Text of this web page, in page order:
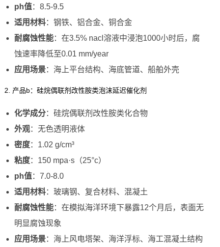
ph值：8.5-9.5
适用材料：钢铁、铝合金、铜合金
耐腐蚀性能：在3.5% nacl溶液中浸泡1000小时后，腐
蚀速率降低至0.01 mm/year
应用场景：海上平台结构、海底管道、船舶外壳
2. 产品b：硅烷偶联剂改性胺类泡沫延迟催化剂
化学成分：硅烷偶联剂改性胺类化合物
外观：无色透明液体
密度：1.02 g/cm³
粘度：150 mpa·s（25°c）
ph值：7.0-8.0
适用材料：玻璃钢、复合材料、混凝土
耐腐蚀性能：在模拟海洋环境下暴露12个月后，表面无
明显腐蚀现象
应用场景：海上风电塔架、海洋浮标、海工混凝土结构